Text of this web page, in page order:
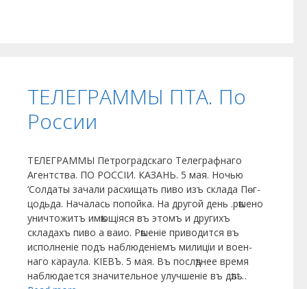
ТЕЛЕГРАММЫ ПТА. По
России
ТЕЛЕГРАММЫ Петроградскаго Телеграфнаго
Агентства. ПО РОССІИ. КАЗАНЬ. 5 мая. Ночью
‘Солдаты за­чали расхищать пиво изъ склада Пѳг-
цодьда. Началась попойка. На другой день .рѣшено
уничтожитъ имѣющіяся въ этомъ и другихъ
складахъ пиво а ваио. Рѣшеніе приводится въ
исполне­ніе подъ наблюденіемъ милиціи и воен­
наго караула. КІЕВЪ. 5 мая. Въ послѣднее вре­мя
наблюдается значительное улучше­ніе въ дѣлѣ …